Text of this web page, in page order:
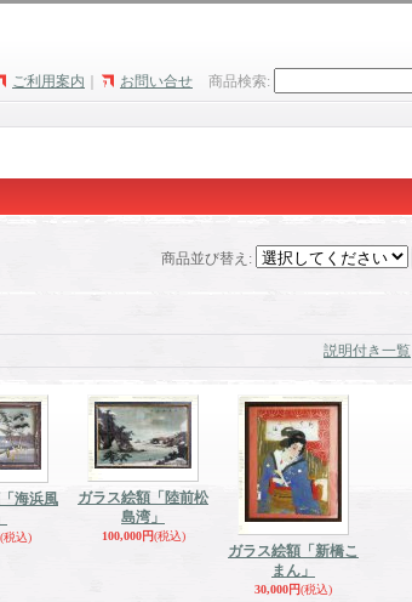
ご利用案内 お問い合せ 商品検索:
商品並び替え :
説明付き一覧
海浜風
(税込)
ガラス絵額「陸前松
島湾」
100,000円(税込)
ガラス絵額「新橋こ
まん」
30,000円(税込)